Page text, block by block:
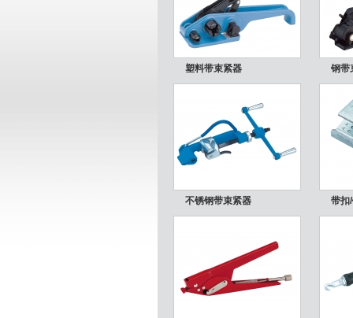
塑料带束紧器 钢带
不锈钢带束紧器 带扣